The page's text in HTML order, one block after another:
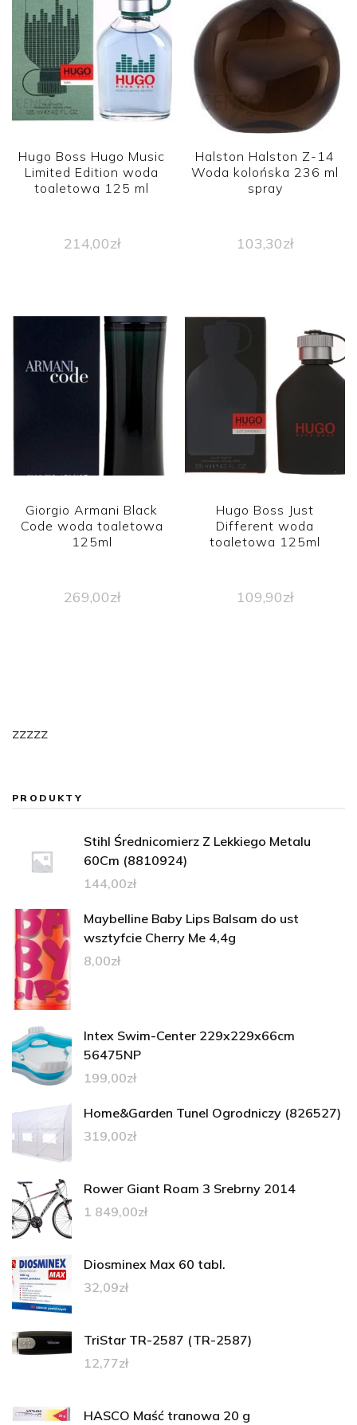
Hugo Boss Hugo Music
Limited Edition woda
toaletowa 125 ml
214,00zł
Halston Halston Z-14
Woda kolońska 236 ml
spray
103,30zł
Giorgio Armani Black
Code woda toaletowa
125ml
269,00zł
Hugo Boss Just
Different woda
toaletowa 125ml
109,90zł
zzzzz
PRODUKTY
Stihl Średnicomierz Z Lekkiego Metalu
60Cm (8810924)
144,00zł
Maybelline Baby Lips Balsam do ust
wsztyfcie Cherry Me 4,4g
8,00zł
Intex Swim-Center 229x229x66cm
56475NP
199,00zł
Home&Garden Tunel Ogrodniczy (826527)
319,00zł
Rower Giant Roam 3 Srebrny 2014
1 849,00zł
Diosminex Max 60 tabl.
32,09zł
TriStar TR-2587 (TR-2587)
12,77zł
HASCO Maść tranowa 20 g